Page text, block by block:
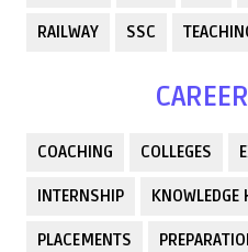
RAILWAY SSC
COACHING COLLEGES
INTERNSHIP KNOWLEDGE
PLACEMENTS